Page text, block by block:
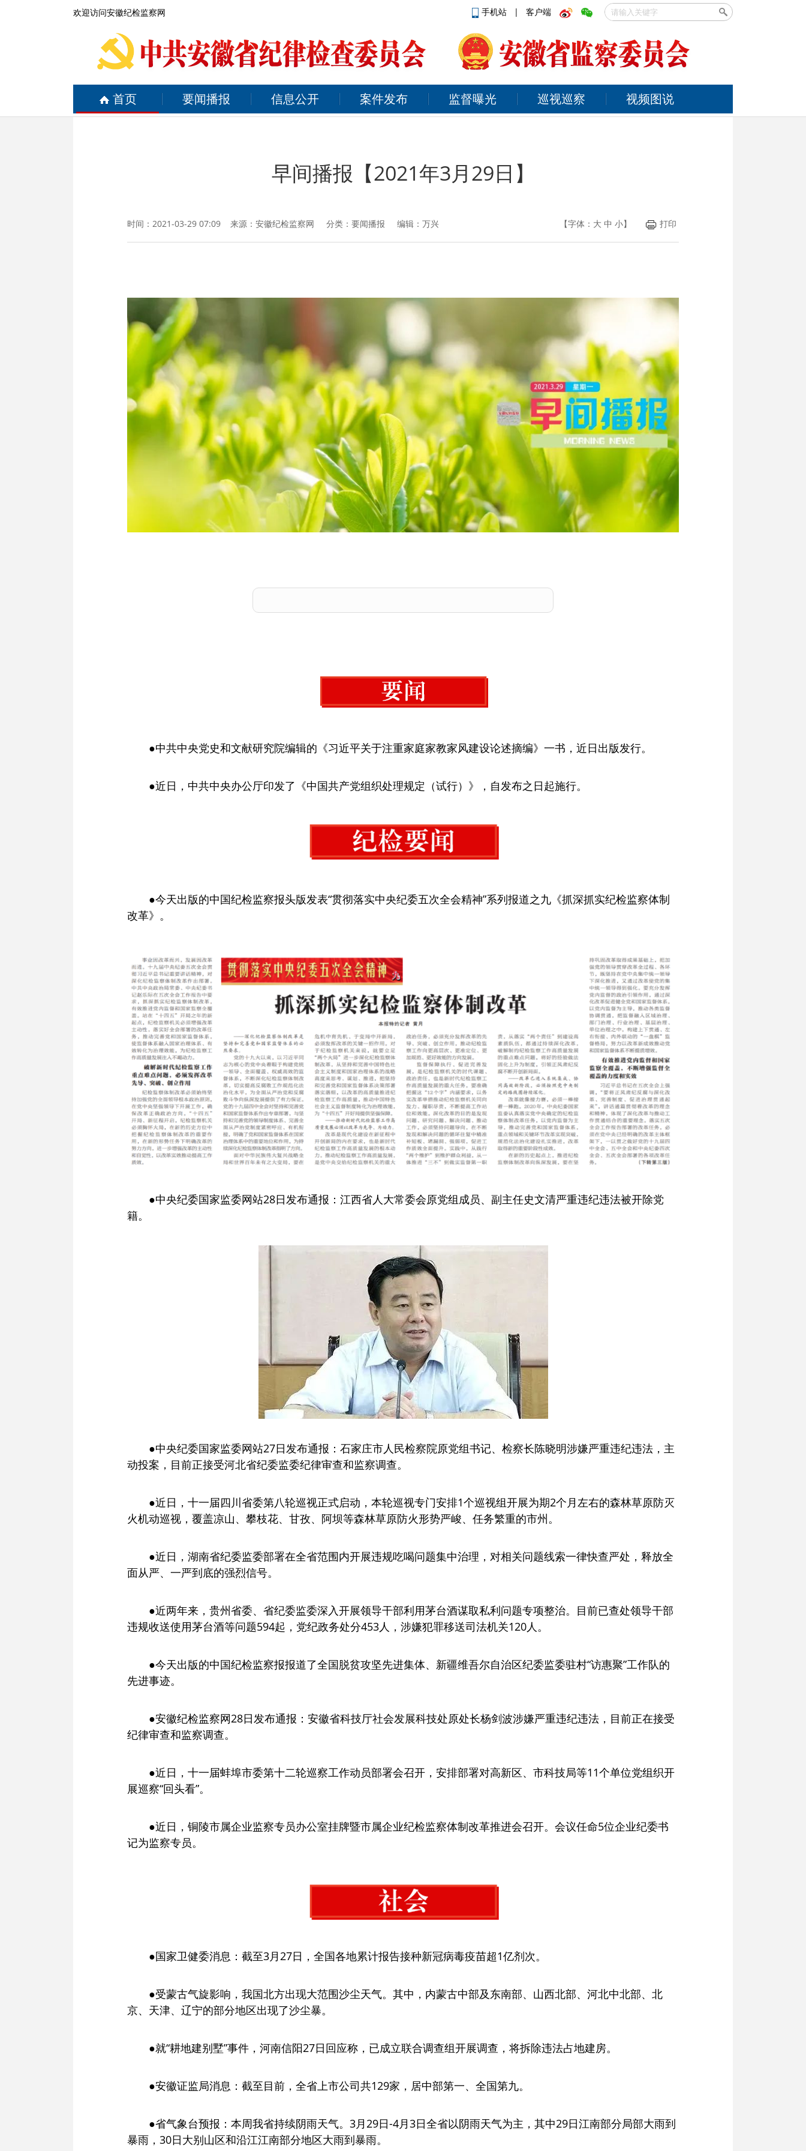
欢迎访问安徽纪检监察网 手机站 | 客户端
首页 要闻播报 信息公开 案件发布 监督曝光 巡视巡察 视频图说
早间播报【2021年3月29日】
时间：2021-03-29 07:09 来源： 安徽纪检监察网 分类：要闻播报 编辑：万兴 【字体： 大 中 小】 打印
●中共中央党史和文献研究院编辑的《习近平关于注重家庭家教家风建设论述摘编》一书，近日出版发行。
●近日，中共中央办公厅印发了《中国共产党组织处理规定（试行）》，自发布之日起施行。
●今天出版的中国纪检监察报头版发表“贯彻落实中央纪委五次全会精神”系列报道之九《抓深抓实纪检监察体制
改革》。
●中央纪委国家监委网站28日发布通报：江西省人大常委会原党组成员、副主任史文清严重违纪违法被开除党
籍。
●中央纪委国家监委网站27日发布通报：石家庄市人民检察院原党组书记、检察长陈晓明涉嫌严重违纪违法，主
动投案，目前正接受河北省纪委监委纪律审查和监察调查。
●近日，十一届四川省委第八轮巡视正式启动，本轮巡视专门安排1个巡视组开展为期2个月左右的森林草原防灭
火机动巡视，覆盖凉山、攀枝花、甘孜、阿坝等森林草原防火形势严峻、任务繁重的市州。
●近日，湖南省纪委监委部署在全省范围内开展违规吃喝问题集中治理，对相关问题线索一律快查严处，释放全
面从严、一严到底的强烈信号。
●近两年来，贵州省委、省纪委监委深入开展领导干部利用茅台酒谋取私利问题专项整治。目前已查处领导干部
违规收送使用茅台酒等问题594起，党纪政务处分453人，涉嫌犯罪移送司法机关120人。
●今天出版的中国纪检监察报报道了全国脱贫攻坚先进集体、新疆维吾尔自治区纪委监委驻村“访惠聚”工作队的
先进事迹。
●安徽纪检监察网28日发布通报：安徽省科技厅社会发展科技处原处长杨剑波涉嫌严重违纪违法，目前正在接受
纪律审查和监察调查。
●近日，十一届蚌埠市委第十二轮巡察工作动员部署会召开，安排部署对高新区、市科技局等11个单位党组织开
展巡察“回头看”。
●近日，铜陵市属企业监察专员办公室挂牌暨市属企业纪检监察体制改革推进会召开。会议任命5位企业纪委书
记为监察专员。
●国家卫健委消息：截至3月27日，全国各地累计报告接种新冠病毒疫苗超1亿剂次。
●受蒙古气旋影响，我国北方出现大范围沙尘天气。其中，内蒙古中部及东南部、山西北部、河北中北部、北
京、天津、辽宁的部分地区出现了沙尘暴。
●就“耕地建别墅”事件，河南信阳27日回应称，已成立联合调查组开展调查，将拆除违法占地建房。
●安徽证监局消息：截至目前，全省上市公司共129家，居中部第一、全国第九。
●省气象台预报：本周我省持续阴雨天气。3月29日-4月3日全省以阴雨天气为主，其中29日江南部分局部大雨到
暴雨，30日大别山区和沿江江南部分地区大雨到暴雨。